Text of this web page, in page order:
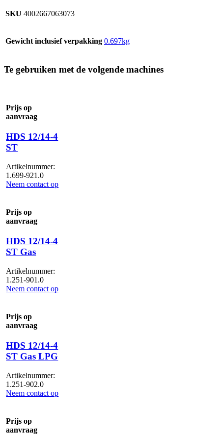
SKU 4002667063073
Gewicht inclusief verpakking 0.697kg
Te gebruiken met de volgende machines
Prijs op
aanvraag
HDS 12/14-4
ST
Artikelnummer:
1.699-921.0
Neem contact op
Prijs op
aanvraag
HDS 12/14-4
ST Gas
Artikelnummer:
1.251-901.0
Neem contact op
Prijs op
aanvraag
HDS 12/14-4
ST Gas LPG
Artikelnummer:
1.251-902.0
Neem contact op
Prijs op
aanvraag